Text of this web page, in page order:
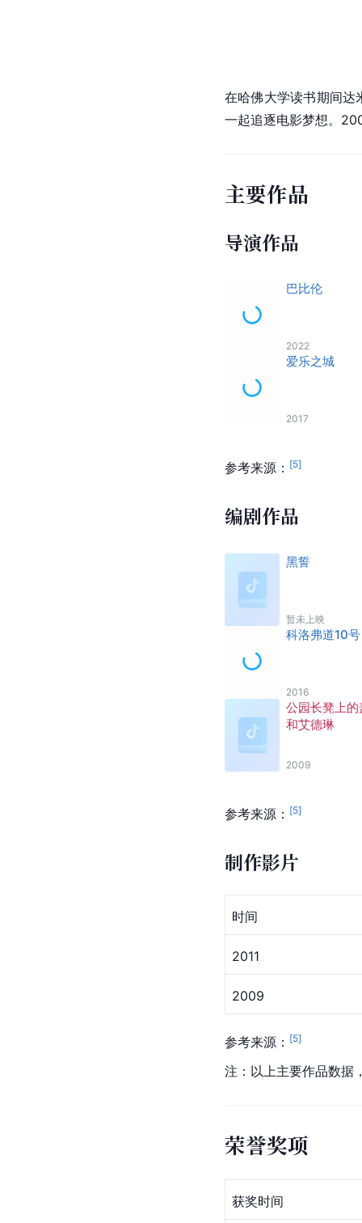
在哈佛大学读书期间达
一起追逐电影梦想。
主要作品
导演作品
巴比伦
2022
爱乐之城
2017
参考来源： [5]
编剧作品
黑誓
暂未上映
科洛弗道10号
2016
公园长凳上的
和艾德琳
2009
参考来源： [5]
制作影片
时间
2011
2009
参考来源： [5]
注：以上主要作品数据
荣誉奖项
获奖时间